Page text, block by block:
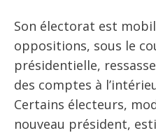
Son électorat est
oppositions, sous le
présidentielle,
des comptes à
Certains électeurs,
nouveau président,